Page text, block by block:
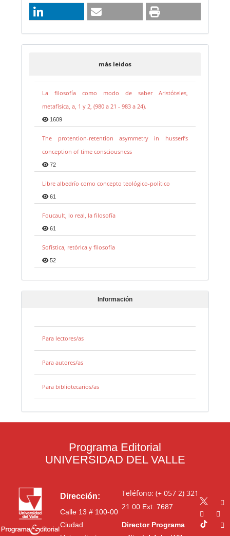
más leidos
La filosofía como modo de saber Aristóteles,
metafísica, a, 1 y 2, (980 a 21 - 983 a 24).
1609
The protention-retention asymmetry in husserl’s
conception of time consciousness
72
Libre albedrío como concepto teológico-político
61
Foucault, lo real, la filosofía
61
Sofística, retórica y filosofía
52
Información
Para lectores/as
Para autores/as
Para bibliotecarios/as
Programa Editorial
UNIVERSIDAD DEL VALLE
Dirección:
Calle 13 # 100-00
Ciudad
Teléfono: (+ 057 2) 321
21 00Ext. 7687
Director Programa